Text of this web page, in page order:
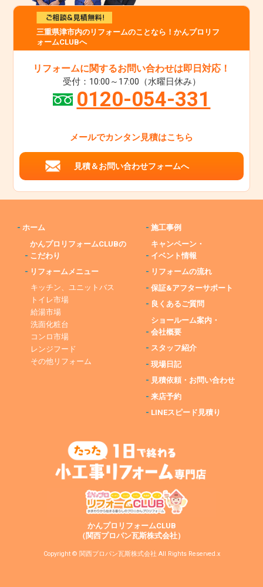
三重県津市内のリフォームのことなら！かんプロリフ
ォームCLUBへ
リフォームに関するお問い合わせは即日対応！
受付：10:00～17:00（水曜日休み）
0120-054-331
メールでカンタン見積はこちら
見積＆お問い合わせフォームへ
-ホーム
-
かんプロリフォームCLUBの
こだわり
- リフォームメニュー
キッチン、ユニットバス
トイレ市場
給湯市場
洗面化粧台
コンロ市場
レンジフード
その他リフォーム
-施工事例
-
キャンペーン・
イベント情報
- リフォームの流れ
-保証&アフターサポート
- 良くあるご質問
-
ショールーム案内・
会社概要
- スタッフ紹介
-現場日記
- 見積依頼・お問い合わせ
-来店予約
- LINEスピード見積り
かんプロリフォームCLUB
（関西プロパン瓦斯株式会社）
Copyright © 関西プロパン瓦斯株式会社 All Rights Reserved.x